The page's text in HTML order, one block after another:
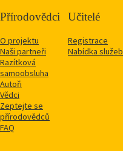
Přírodovědci
O projektu
Naši partneři
Razítková
samoobsluha
Autoři
Vědci
Zeptejte se
přírodovědců
FAQ
Učitelé
Registrace
Nabídka služeb